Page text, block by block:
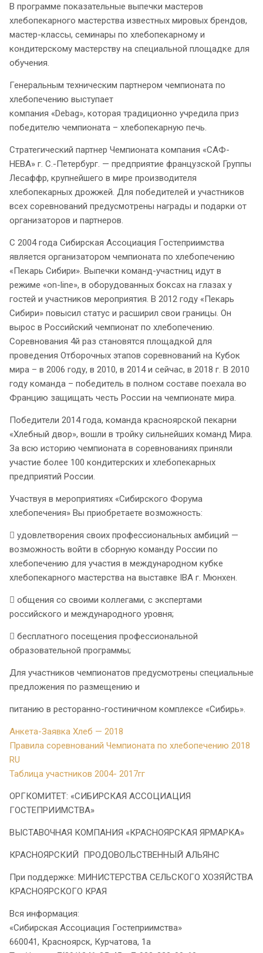
В программе показательные выпечки мастеров
хлебопекарного мастерства известных мировых брендов,
мастер-классы, семинары по хлебопекарному и
кондитерскому мастерству на специальной площадке для
обучения.
Генеральным техническим партнером чемпионата по
хлебопечению выступает
компания «Debag», которая традиционно учредила приз
победителю чемпионата – хлебопекарную печь.
Стратегический партнер Чемпионата компания «САФ-
НЕВА» г. С.-Петербург. — предприятие французской Группы
Лесаффр, крупнейшего в мире производителя
хлебопекарных дрожжей. Для победителей и участников
всех соревнований предусмотрены награды и подарки от
организаторов и партнеров.
С 2004 года Сибирская Ассоциация Гостеприимства
является организатором чемпионата по хлебопечению
«Пекарь Сибири». Выпечки команд-участниц идут в
режиме «on-line», в оборудованных боксах на глазах у
гостей и участников мероприятия. В 2012 году «Пекарь
Сибири» повысил статус и расширил свои границы. Он
вырос в Российский чемпионат по хлебопечению.
Соревнования 4й раз становятся площадкой для
проведения Отборочных этапов соревнований на Кубок
мира – в 2006 году, в 2010, в 2014 и сейчас, в 2018 г. В 2010
году команда – победитель в полном составе поехала во
Францию защищать честь России на чемпионате мира.
Победители 2014 года, команда красноярской пекарни
«Хлебный двор», вошли в тройку сильнейших команд Мира.
За всю историю чемпионата в соревнованиях приняли
участие более 100 кондитерских и хлебопекарных
предприятий России.
Участвуя в мероприятиях «Сибирского Форума
хлебопечения» Вы приобретаете возможность:
 удовлетворения своих профессиональных амбиций —
возможность войти в сборную команду России по
хлебопечению для участия в международном кубке
хлебопекарного мастерства на выставке IBA г. Мюнхен.
 общения со своими коллегами, с экспертами
российского и международного уровня;
 бесплатного посещения профессиональной
образовательной программы;
Для участников чемпионатов предусмотрены специальные
предложения по размещению и
питанию в ресторанно-гостиничном комплексе «Сибирь».
Анкета-Заявка Хлеб — 2018
Правила соревнований Чемпионата по хлебопечению 2018
RU
Таблица участников 2004- 2017гг
ОРГКОМИТЕТ: «СИБИРСКАЯ АССОЦИАЦИЯ
ГОСТЕПРИИМСТВА»
ВЫСТАВОЧНАЯ КОМПАНИЯ «КРАСНОЯРСКАЯ ЯРМАРКА»
КРАСНОЯРСКИЙ ПРОДОВОЛЬСТВЕННЫЙ АЛЬЯНС
При поддержке: МИНИСТЕРСТВА СЕЛЬСКОГО ХОЗЯЙСТВА
КРАСНОЯРСКОГО КРАЯ
Вся информация:
«Сибирская Ассоциация Гостеприимства»
660041, Красноярск, Курчатова, 1а